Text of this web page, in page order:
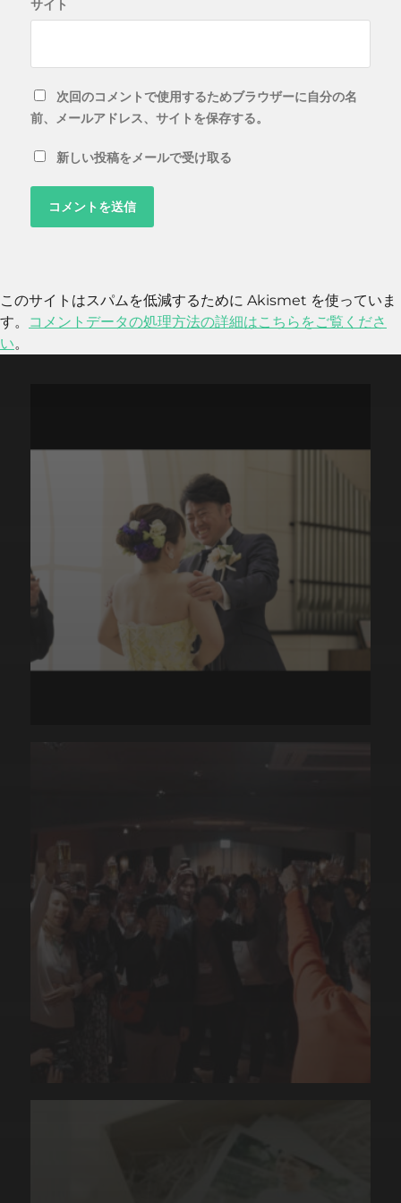
サイト
次回のコメントで使用するためブラウザーに自分の名
前、メールアドレス、サイトを保存する。
新しい投稿をメールで受け取る
このサイトはスパムを低減するために Akismet を使っていま
す。
コメントデータの処理方法の詳細はこちらをご覧くださ
い。